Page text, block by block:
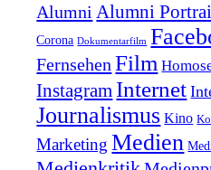
Alumni Alumni
Corona Dokumentarfilm
Fernsehen Film
Instagram Internet
Journalismus Kino
Marketing Medien